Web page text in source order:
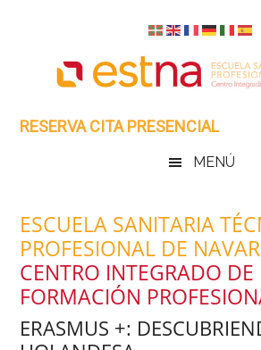
secundario
RESERVA CITA PRESENCIAL
MENÚ
ESCUELA SANITARIA
PROFESIONAL DE
CENTRO INTEGRADO DE
FORMACIÓN
ERASMUS +: